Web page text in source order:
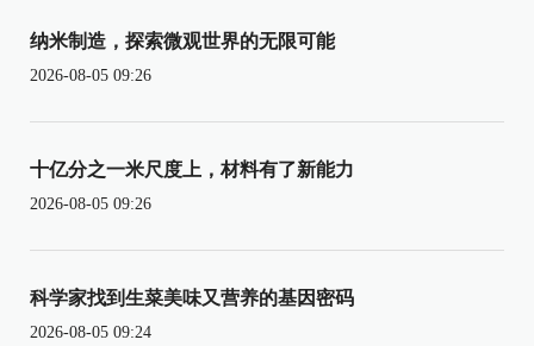
纳米制造，探索微观世界的无限可能
2026-08-05 09:26
十亿分之一米尺度上，材料有了新能力
2026-08-05 09:26
科学家找到生菜美味又营养的基因密码
2026-08-05 09:24